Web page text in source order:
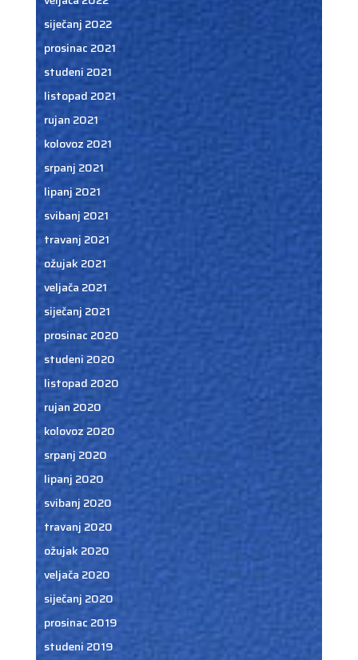
siječanj 2022
prosinac 2021
studeni 2021
listopad 2021
rujan 2021
kolovoz 2021
srpanj 2021
lipanj 2021
svibanj 2021
travanj 2021
ožujak 2021
veljača 2021
siječanj 2021
prosinac 2020
studeni 2020
listopad 2020
rujan 2020
kolovoz 2020
srpanj 2020
lipanj 2020
svibanj 2020
travanj 2020
ožujak 2020
veljača 2020
siječanj 2020
prosinac 2019
studeni 2019